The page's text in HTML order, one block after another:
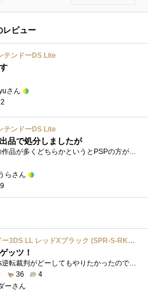
レビュー
テンドーDS Lite
さん
テンドーDS Lite
品で処分しましたが
子供向けの作品が多くどちらかというとPSPの方が好きでした。もっとも、３DSを発売日に買いましたが・・・・
らさん
ニンテンドー3DS LL レッドXブラック (SPR-S-RKAA)
ッツ！
36
4
ーさん